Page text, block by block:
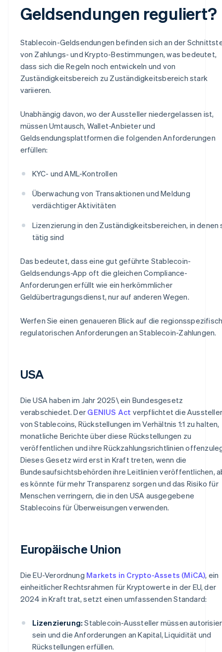
Geldsendungen reguliert?
Stablecoin-Geldsendungen befinden sich an der
von Zahlungs- und Krypto-Bestimmungen, was bedeutet,
dass sich die Regeln noch entwickeln und von
Zuständigkeitsbereich zu Zuständigkeitsbereich stark
variieren.
Unabhängig davon, wo der Aussteller niedergelassen ist,
müssen Umtausch, Wallet-Anbieter und
Geldsendungsplattformen die folgenden Anforderungen
erfüllen:
KYC- und AML-Kontrollen
Überwachung von Transaktionen und Meldung
verdächtiger Aktivitäten
Lizenzierung in den Zuständigkeitsbereichen, in denen
tätig sind
Das bedeutet, dass eine gut geführte Stablecoin-
Geldsendungs-App oft die gleichen Compliance-
Anforderungen erfüllt wie ein herkömmlicher
Geldübertragungsdienst, nur auf anderen Wegen.
Werfen Sie einen genaueren Blick auf die
regulatorischen Anforderungen an Stablecoin-Zahlungen.
USA
Die USA haben im Jahr 2025\ ein Bundesgesetz
verabschiedet. Der GENIUS Act verpflichtet die Aussteller
von Stablecoins, Rückstellungen im Verhältnis 1:1 zu halten,
monatliche Berichte über diese Rückstellungen zu
veröffentlichen und ihre Rückzahlungsrichtlinien
Dieses Gesetz wird erst in Kraft treten, wenn die
Bundesaufsichtsbehörden ihre Leitlinien veröffentlichen,
es könnte für mehr Transparenz sorgen und das Risiko für
Menschen verringern, die in den USA ausgegebene
Stablecoins für Überweisungen verwenden.
Europäische Union
Die EU-Verordnung Markets in Crypto-Assets (MiCA), ein
einheitlicher Rechtsrahmen für Kryptowerte in der EU, der
2024 in Kraft trat, setzt einen umfassenden Standard:
Lizenzierung: Stablecoin-Aussteller müssen
sein und die Anforderungen an Kapital, Liquidität und
Rückstellungen erfüllen.